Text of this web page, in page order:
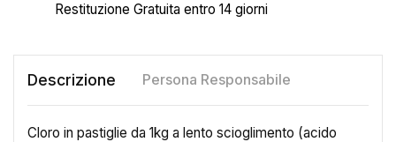
Restituzione Gratuita entro 14 giorni
Descrizione Persona Responsabile
Cloro in pastiglie da 1kg a lento scioglimento (acido